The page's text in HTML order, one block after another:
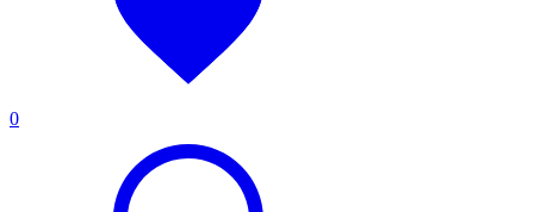
0